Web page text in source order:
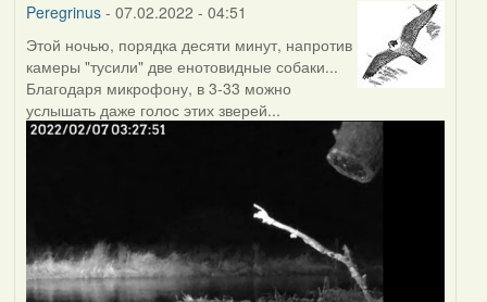
Peregrinus- 07.02.2022 - 04:51
Этой ночью, порядка десяти минут, напротив
камеры "тусили" две енотовидные собаки...
Благодаря микрофону, в 3-33 можно
услышать даже голос этих зверей...